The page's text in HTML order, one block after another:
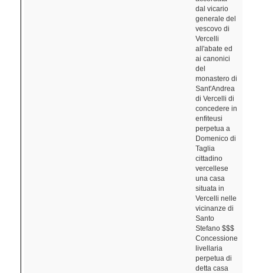
dal vicario
generale del
vescovo di
Vercelli
all'abate ed
ai canonici
del
monastero di
Sant'Andrea
di Vercelli di
concedere in
enfiteusi
perpetua a
Domenico di
Taglia
cittadino
vercellese
una casa
situata in
Vercelli nelle
vicinanze di
Santo
Stefano $$$
Concessione
livellaria
perpetua di
detta casa